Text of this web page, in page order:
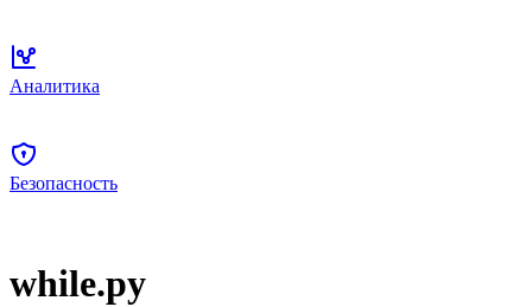
Аналитика
Безопасность
while.py